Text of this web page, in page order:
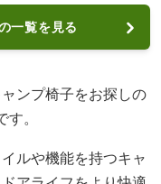
一覧を見る
ンプ椅子をお探しの
。
ルや機能を持つキャ